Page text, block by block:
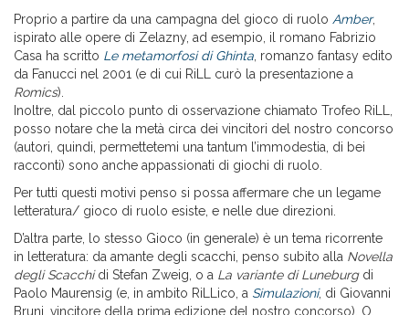
Proprio a partire da una campagna del gioco di ruolo Amber,
ispirato alle opere di Zelazny, ad esempio, il romano Fabrizio
Casa ha scritto Le metamorfosi di Ghinta , romanzo fantasy edito
da Fanucci nel 2001 (e di cui RiLL curò la presentazione a
Romics).
Inoltre, dal piccolo punto di osservazione chiamato Trofeo RiLL,
posso notare che la metà circa dei vincitori del nostro concorso
(autori, quindi, permettetemi una tantum l’immodestia, di bei
racconti) sono anche appassionati di giochi di ruolo.
Per tutti questi motivi penso si possa affermare che un legame
letteratura/ gioco di ruolo esiste, e nelle due direzioni.
D’altra parte, lo stesso Gioco (in generale) è un tema ricorrente
in letteratura: da amante degli scacchi, penso subito alla Novella
degli Scacchidi Stefan Zweig, o a La variante di Luneburgdi
Paolo Maurensig (e, in ambito RiLLico, a Simulazioni, di Giovanni
Bruni, vincitore della prima edizione del nostro concorso). O,